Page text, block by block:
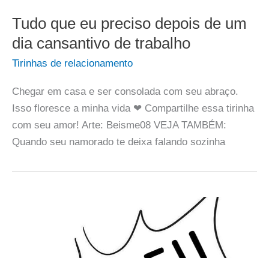
Tudo que eu preciso depois de um
dia cansantivo de trabalho
Tirinhas de relacionamento
Chegar em casa e ser consolada com seu abraço.
Isso floresce a minha vida ❤ Compartilhe essa tirinha
com seu amor! Arte: Beisme08 VEJA TAMBÉM:
Quando seu namorado te deixa falando sozinha